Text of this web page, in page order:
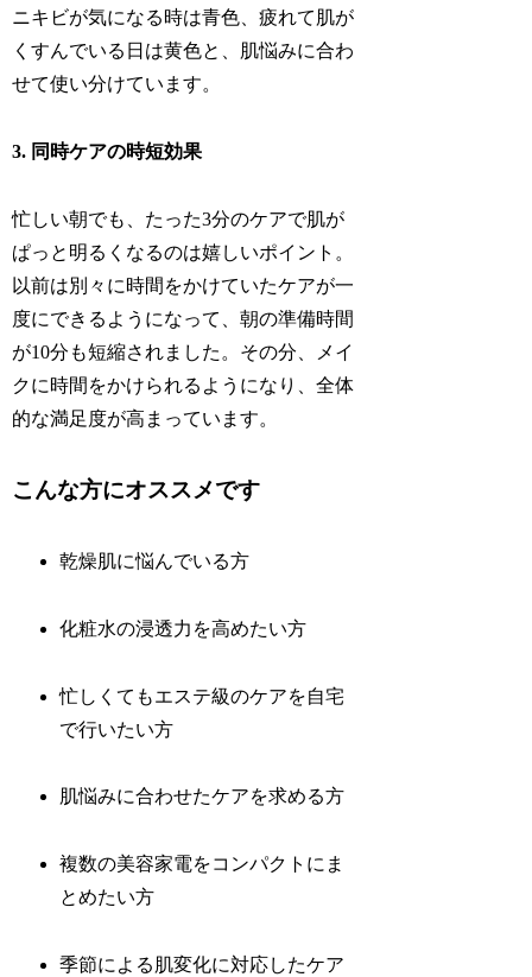
ニキビが気になる時は青色、疲れて肌が
くすんでいる日は黄色と、肌悩みに合わ
せて使い分けています。
3. 同時ケアの時短効果
忙しい朝でも、たった3分のケアで肌が
ぱっと明るくなるのは嬉しいポイント。
以前は別々に時間をかけていたケアが一
度にできるようになって、朝の準備時間
が10分も短縮されました。その分、メイ
クに時間をかけられるようになり、全体
的な満足度が高まっています。
こんな方にオススメです
乾燥肌に悩んでいる方
化粧水の浸透力を高めたい方
忙しくてもエステ級のケアを自宅
で行いたい方
肌悩みに合わせたケアを求める方
複数の美容家電をコンパクトにま
とめたい方
季節による肌変化に対応したケア